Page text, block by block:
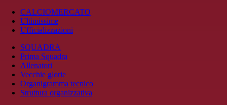
CALCIOMERCATO
Ultimissime
Ufficializzazioni
SQUADRA
Prima Squadra
Allenatori
Vecchie glorie
Organigramma tecnico
Struttura organizzativa